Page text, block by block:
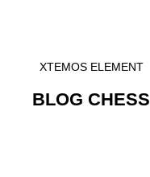
XTEMOS ELEMENT
BLOG CHESS